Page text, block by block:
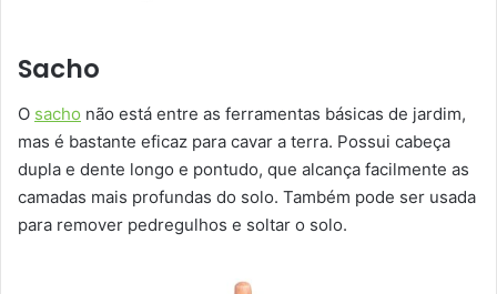
Sacho
O sacho não está entre as ferramentas básicas de jardim,
mas é bastante eficaz para cavar a terra. Possui cabeça
dupla e dente longo e pontudo, que alcança facilmente as
camadas mais profundas do solo. Também pode ser usada
para remover pedregulhos e soltar o solo.